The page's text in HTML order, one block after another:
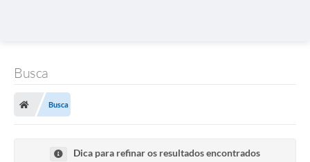
Busca
Busca
Dica para refinar os resultados encontrados